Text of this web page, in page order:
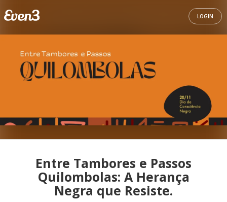
LOGIN
Entre Tambores e Passos
Quilombolas: A Herança
Negra que Resiste.